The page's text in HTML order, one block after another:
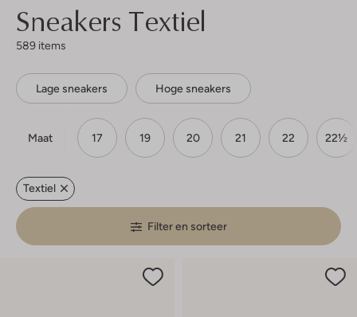
Sneakers Textiel
589 items
Lage sneakers Hoge sneakers
Maat 17 19 20 21 22 22½
Textiel
Filter en sorteer